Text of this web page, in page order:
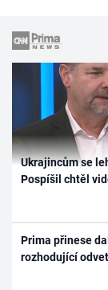
Ukrajincům se
Pospíšil chtěl
Prima přinese
rozhodující